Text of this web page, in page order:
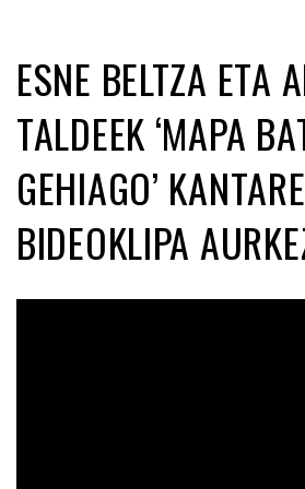
ESNE BELTZA ETA
TALDEEK ‘MAPA
GEHIAGO’
BIDEOKLIPA